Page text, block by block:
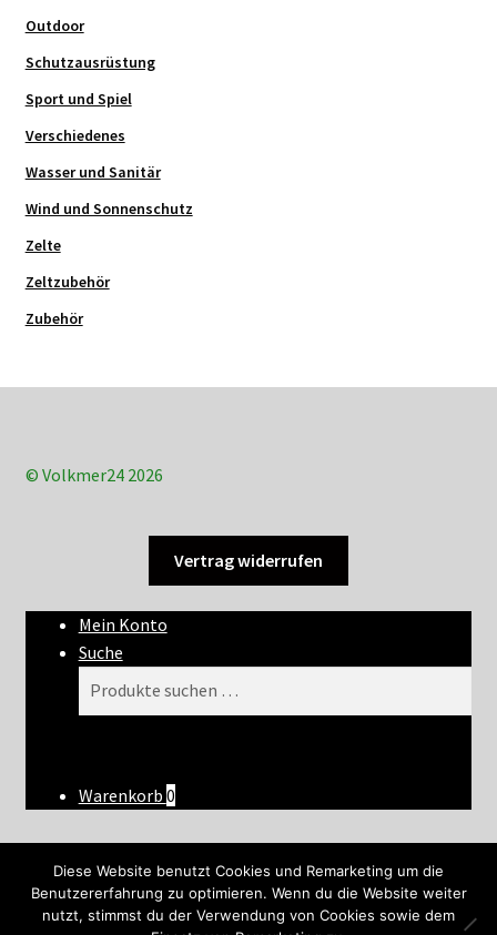
Outdoor
Schutzausrüstung
Sport und Spiel
Verschiedenes
Wasser und Sanitär
Wind und Sonnenschutz
Zelte
Zeltzubehör
Zubehör
© Volkmer24 2026
Vertrag widerrufen
Mein Konto
Suche
Warenkorb 0
Diese Website benutzt Cookies und Remarketing um die
Benutzererfahrung zu optimieren. Wenn du die Website weiter
nutzt, stimmst du der Verwendung von Cookies sowie dem